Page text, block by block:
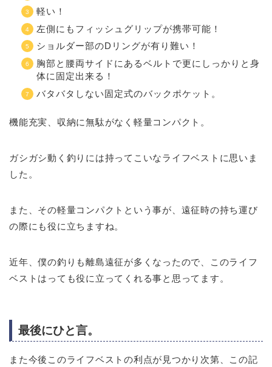
軽い！
左側にもフィッシュグリップが携帯可能！
ショルダー部のDリングが有り難い！
胸部と腰両サイドにあるベルトで更にしっかりと身
体に固定出来る！
バタバタしない固定式のバックポケット。
機能充実、収納に無駄がなく軽量コンパクト。
ガシガシ動く釣りには持ってこいなライフベストに思いま
した。
また、その軽量コンパクトという事が、遠征時の持ち運び
の際にも役に立ちますね。
近年、僕の釣りも離島遠征が多くなったので、このライフ
ベストはっても役に立ってくれる事と思ってます。
最後にひと言。
また今後このライフベストの利点が見つかり次第、この記